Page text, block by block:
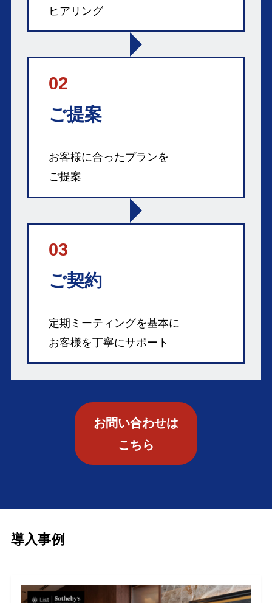
ヒアリング
02
ご提案
お客様に合ったプランを
ご提案
03
ご契約
定期ミーティングを基本に
お客様を丁寧にサポート
お問い合わせは
こちら
導入事例